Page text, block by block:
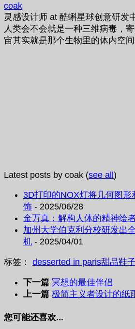
coak
灵感设计师 at 酷蝌星球创意研发
人类会不会就是一种三维病毒，
宙其实就是那个生物里的体内空间
Latest posts by coak (see all)
3D打印的NOX灯将几何图形
饰 - 2025/06/28
金万真：解构人体的精神绘
加州大学伯克利分校研发出
机 - 2025/04/01
标签： desserted in paris甜品鞋子
下一篇 冥想的最佳伴侣
上一篇 极简主义者设计的纸
您可能还喜欢...